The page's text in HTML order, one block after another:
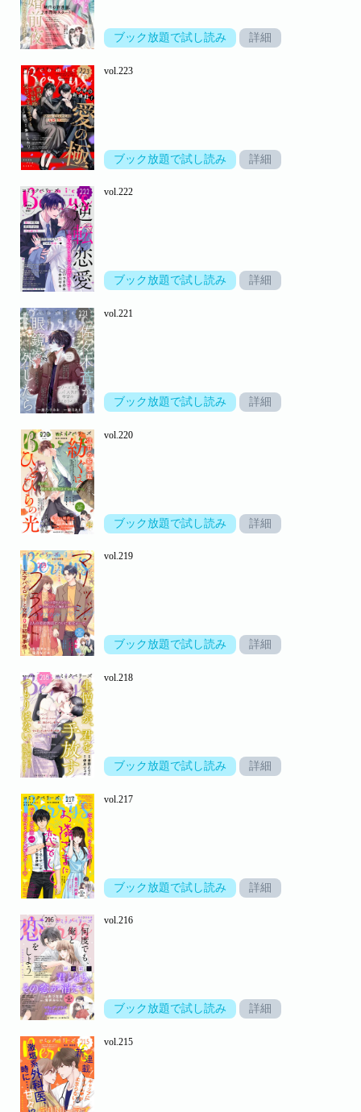
ブック放題で試し読み 詳細
vol.223
ブック放題で試し読み 詳細
vol.222
ブック放題で試し読み 詳細
vol.221
ブック放題で試し読み 詳細
vol.220
ブック放題で試し読み 詳細
vol.219
ブック放題で試し読み 詳細
vol.218
ブック放題で試し読み 詳細
vol.217
ブック放題で試し読み 詳細
vol.216
ブック放題で試し読み 詳細
vol.215